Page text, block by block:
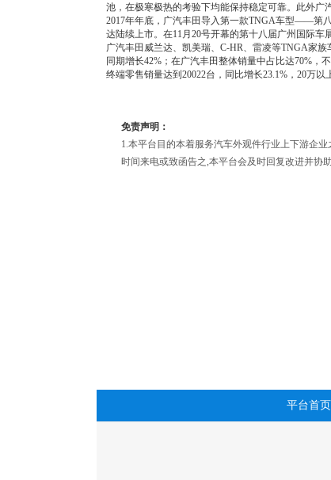
池，在极寒极热的考验下均能保持稳定可靠。此外广
2017年年底，广汽丰田导入第一款TNGA车型——第
达陆续上市。在11月20号开幕的第十八届广州国际
广汽丰田威兰达、凯美瑞、C-HR、雷凌等TNGA家
同期增长42%；在广汽丰田整体销量中占比达70%，
终端零售销量达到20022台，同比增长23.1%，20万以
免责声明：
1.本平台目的本着服务汽车外观件行业上下游企
时间来电或致函告之,本平台会及时回复改进并协
平台首页